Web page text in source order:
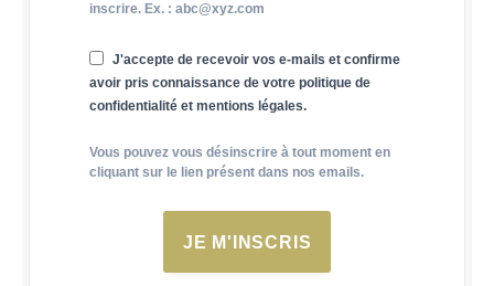
inscrire. Ex. : abc@xyz.com
J'accepte de recevoir vos e-mails et confirme
avoir pris connaissance de votre politique de
confidentialité et mentions légales.
Vous pouvez vous désinscrire à tout moment en
cliquant sur le lien présent dans nos emails.
JE M'INSCRIS